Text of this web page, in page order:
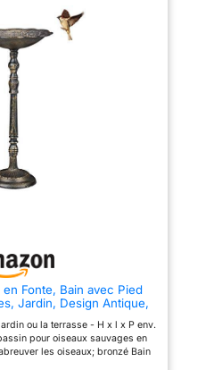
Fonte, Bain avec Pied
Jardin, Design Antique,
ou la terrasse - H x l x P env.
pour oiseaux sauvages en
les oiseaux; bronzé Bain